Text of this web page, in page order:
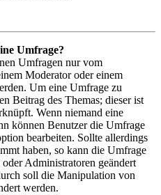
Umfrage?
Umfragen nur vom
Moderator oder einem
Um eine Umfrage zu
Beitrag des Themas; dieser ist
Wenn niemand eine
können Benutzer die Umfrage
bearbeiten. Sollte allerdings
haben, so kann die Umfrage
Administratoren geändert
soll die Manipulation von
werden.